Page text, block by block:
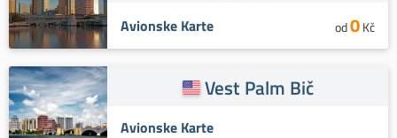
Avionske Karte od0Kč
Vest Palm Bič
Avionske Karte